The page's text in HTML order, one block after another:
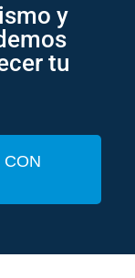
y
tu
CON